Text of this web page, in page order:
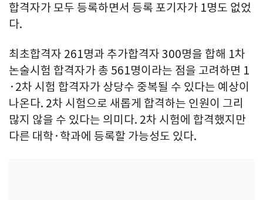
합격자가 모두 등록하면서 등록 포기자가 1명도 없었
다.
최초합격자 261명과 추가합격자 300명을 합해 1차
논술시험 합격자가 총 561명이라는 점을 고려하면 1
·2차 시험 합격자가 상당수 중복될 수 있다는 예상이
나온다. 2차 시험으로 새롭게 합격하는 인원이 그리
많지 않을 수 있다는 의미다. 2차 시험에 합격했지만
다른 대학·학과에 등록할 가능성도 있다.